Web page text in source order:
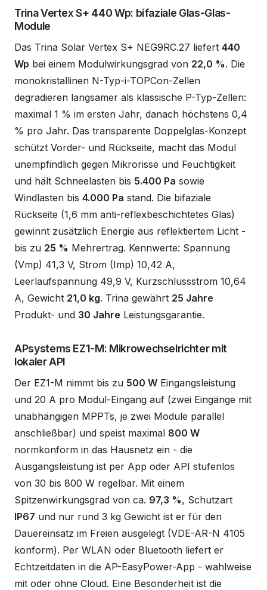
Trina Vertex S+ 440 Wp: bifaziale Glas-Glas-
Module
Das Trina Solar Vertex S+ NEG9RC.27 liefert 440
Wp bei einem Modulwirkungsgrad von 22,0 %. Die
monokristallinen N-Typ-i-TOPCon-Zellen
degradieren langsamer als klassische P-Typ-Zellen:
maximal 1 % im ersten Jahr, danach höchstens 0,4
% pro Jahr. Das transparente Doppelglas-Konzept
schützt Vorder- und Rückseite, macht das Modul
unempfindlich gegen Mikrorisse und Feuchtigkeit
und hält Schneelasten bis 5.400 Pa sowie
Windlasten bis 4.000 Pa stand. Die bifaziale
Rückseite (1,6 mm anti-reflexbeschichtetes Glas)
gewinnt zusätzlich Energie aus reflektiertem Licht -
bis zu 25 % Mehrertrag. Kennwerte: Spannung
(Vmp) 41,3 V, Strom (Imp) 10,42 A,
Leerlaufspannung 49,9 V, Kurzschlussstrom 10,64
A, Gewicht 21,0 kg. Trina gewährt 25 Jahre
Produkt- und 30 Jahre Leistungsgarantie.
APsystems EZ1-M: Mikrowechselrichter mit
lokaler API
Der EZ1-M nimmt bis zu 500 W Eingangsleistung
und 20 A pro Modul-Eingang auf (zwei Eingänge mit
unabhängigen MPPTs, je zwei Module parallel
anschließbar) und speist maximal 800 W
normkonform in das Hausnetz ein - die
Ausgangsleistung ist per App oder API stufenlos
von 30 bis 800 W regelbar. Mit einem
Spitzenwirkungsgrad von ca. 97,3 %, Schutzart
IP67 und nur rund 3 kg Gewicht ist er für den
Dauereinsatz im Freien ausgelegt (VDE-AR-N 4105
konform). Per WLAN oder Bluetooth liefert er
Echtzeitdaten in die AP-EasyPower-App - wahlweise
mit oder ohne Cloud. Eine Besonderheit ist die